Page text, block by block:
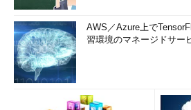
AWS／Azure上で
習環境のマネージドサー